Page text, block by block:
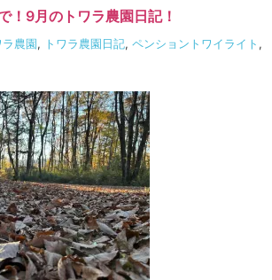
！9月のトワラ農園日記！
ラ農園, トワラ農園日記, ペンショントワイライト ,